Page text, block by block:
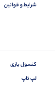
شرایط و قوانین
کنسول بازی
لپ تاپ